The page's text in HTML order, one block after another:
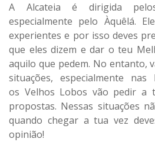
A Alcateia é dirigida
especialmente pelo Àquêlá.
experientes e por isso deves
que eles dizem e dar o teu
aquilo que pedem. No entanto,
situações, especialmente nas
os Velhos Lobos vão pedir a
propostas. Nessas situações
quando chegar a tua vez
opinião!